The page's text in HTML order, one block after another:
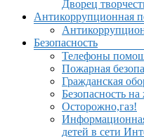
Дворец
Антикоррупционная
Безопасность
Телефоны
Пожарная
Гражданская
Безопасность
Осторожно,газ!
Информационная
детей в сети